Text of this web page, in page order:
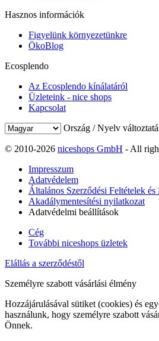
Hasznos információk
Figyelünk környezetünkre
ÖkoBlog
Ecosplendo
Az Ecosplendo kínálatáról
Üzleteink - nice shops
Kapcsolat
Ország / Nyelv
© 2010-2026 niceshops GmbH - All
Impresszum
Adatvédelem
Általános Szerződési Feltételek
Akadálymentesítési nyilatkozat
Adatvédelmi beállítások
Cég
További niceshops üzletek
Elállás a szerződéstől
Személyre szabott vásárlási élmény
Hozzájárulásával sütiket (cookies) és
használunk, hogy személyre szabott
Önnek.